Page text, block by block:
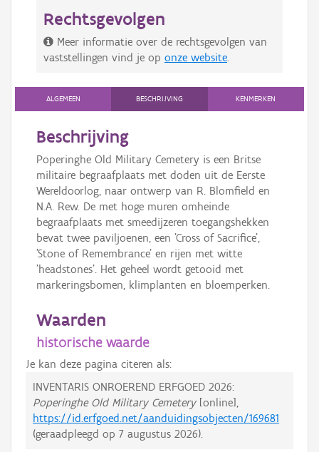
Rechtsgevolgen
Meer informatie over de rechtsgevolgen van
vaststellingen vind je op onze website
ALGEMEEN BESCHRIJVING KENMERKEN
Beschrijving
Poperinghe Old Military Cemetery is een Britse
militaire begraafplaats met doden uit de Eerste
Wereldoorlog, naar ontwerp van R. Blomfield en
N.A. Rew. De met hoge muren omheinde
begraafplaats met smeedijzeren toegangshekken
bevat twee paviljoenen, een 'Cross of Sacrifice',
'Stone of Remembrance' en rijen met witte
'headstones'. Het geheel wordt getooid met
markeringsbomen, klimplanten en bloemperken.
Waarden
historische waarde
Je kan deze pagina citeren als:
INVENTARIS ONROEREND ERFGOED 2026:
Poperinghe Old Military Cemetery[online],
https://id.erfgoed.net/aanduidingsobjecten/169681
(geraadpleegd op 7 augustus 2026).